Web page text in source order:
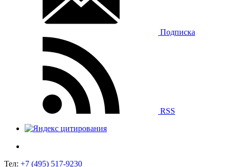
Подписка
RSS
Тел: +7 (495) 517-9230